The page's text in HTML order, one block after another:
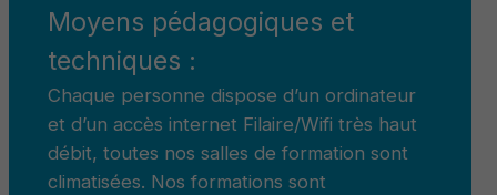
Moyens pédagogiques et
techniques :
Chaque personne dispose d’un ordinateur
et d’un accès internet Filaire/Wifi très haut
débit, toutes nos salles de formation sont
climatisées. Nos formations sont